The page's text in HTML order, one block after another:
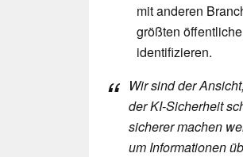
mit anderen
größten
identifizieren.
Wir sind der
der KI-Sicherheit
sicherer machen
um Informationen